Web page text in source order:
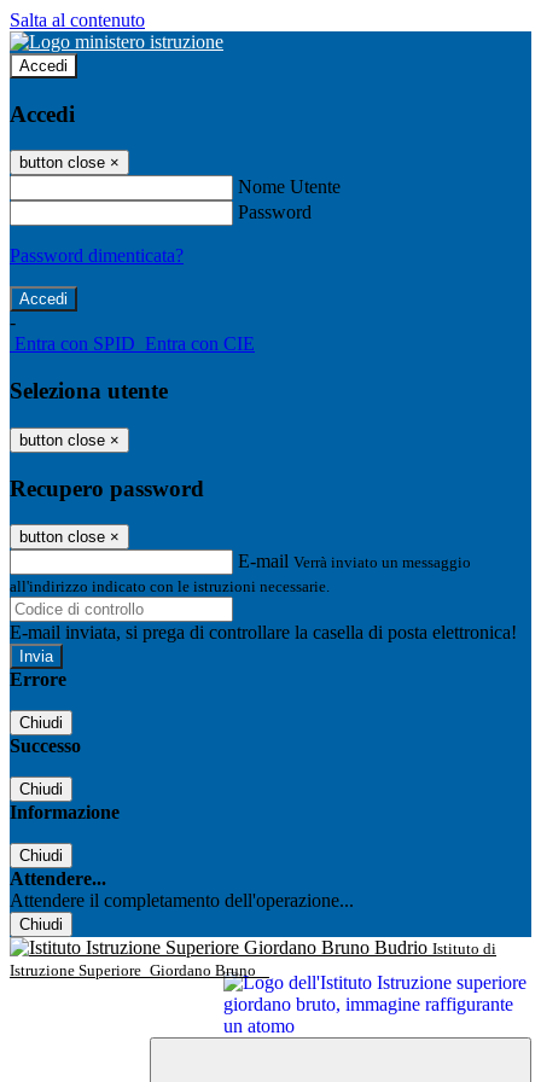
Salta al contenuto
Accedi
Accedi
button close ×
Nome Utente
Password
Password dimenticata?
-
Entra con SPID Entra con CIE
Seleziona utente
button close ×
Recupero password
button close ×
E-mail Verrà inviato un messaggio
all'indirizzo indicato con le istruzioni necessarie.
E-mail inviata, si prega di controllare la casella di posta elettronica!
Errore
Chiudi
Successo
Chiudi
Informazione
Chiudi
Attendere...
Attendere il completamento dell'operazione...
Chiudi
Istituto di
Istruzione Superiore Giordano Bruno